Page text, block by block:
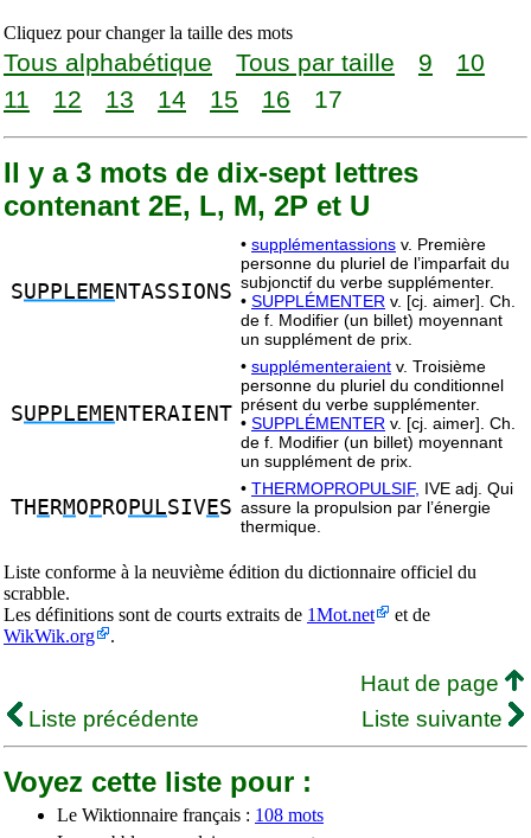
Cliquez pour changer la taille des mots
Tous alphabétique Tous par taille 9
10
11
12 13 14 15 16 17
Il y a 3 mots de dix-sept lettres
contenant 2E, L, M, 2P et U
SUPPLEME NTASSIONS
• supplémentassions v. Première
personne du pluriel de l’imparfait du
subjonctif du verbe supplémenter.
• SUPPLÉMENTER v. [cj. aimer]. Ch.
de f. Modifier (un billet) moyennant
un supplément de prix.
SUPPLEME NTERAIENT
• supplémenteraient v. Troisième
personne du pluriel du conditionnel
présent du verbe supplémenter.
• SUPPLÉMENTER v. [cj. aimer]. Ch.
de f. Modifier (un billet) moyennant
un supplément de prix.
TH E RMO P RO PULSIVES
• THERMOPROPULSIF, IVE adj. Qui
assure la propulsion par l’énergie
thermique.
Liste conforme à la neuvième édition du dictionnaire officiel du
scrabble.
Les définitions sont de courts extraits de 1Mot.net
et de
WikWik.org
.
Haut de page
Liste précédente
Liste suivante
Voyez cette liste pour :
Le Wiktionnaire français : 108 mots